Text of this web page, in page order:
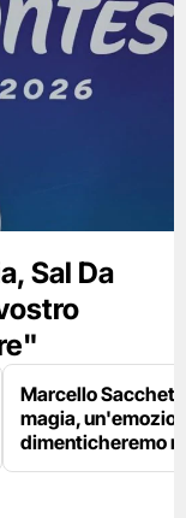
Sal Da
Marcello
magia,
dimenticheremo